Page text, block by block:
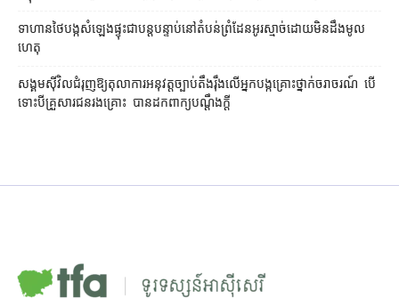
ទាហាន​ថៃ​បង្ក​សំឡេង​ផ្ទុះ​ជា​បន្តបន្ទាប់​នៅ​តំបន់​ព្រំដែន​អូរ​ស្មាច់​ដោយ​មិនដឹង​មូល
ហេតុ
សង្គម​ស៊ីវិល​ជំរុញ​ឱ្យ​តុលាការ​អនុវត្ត​ច្បាប់​តឹងរ៉ឹង​លើ​អ្នក​បង្ក​គ្រោះថ្នាក់​ចរាចរណ៍ បើ​
ទោះ​បី​គ្រួសារ​ជនរងគ្រោះ បាន​ដក​ពាក្យបណ្ដឹង​ក្ដី